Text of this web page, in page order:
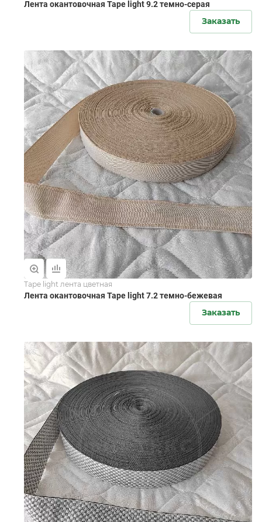
Лента окантовочная Tape light 9.2 темно-серая
Заказать
Tape light лента цветная
Лента окантовочная Tape light 7.2 темно-бежевая
Заказать